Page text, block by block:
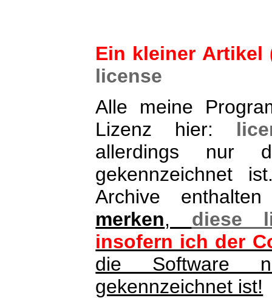
Ein kleiner
license
Alle meine
Lizenz hier:
allerdings nur
gekennzeichnet
Archive
merken, diese
insofern ich der
die Software
gekennzeichnet ist!